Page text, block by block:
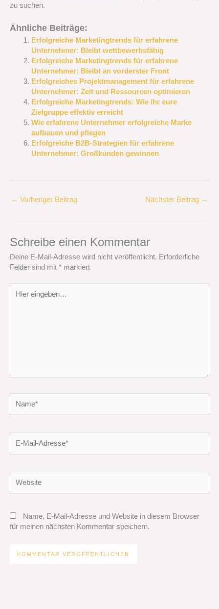
zu suchen.
Ähnliche Beiträge:
Erfolgreiche Marketingtrends für erfahrene
Unternehmer: Bleibt wettbewerbsfähig
Erfolgreiche Marketingtrends für erfahrene
Unternehmer: Bleibt an vorderster Front
Erfolgreiches Projektmanagement für erfahrene
Unternehmer: Zeit und Ressourcen optimieren
Erfolgreiche Marketingtrends: Wie ihr eure
Zielgruppe effektiv erreicht
Wie erfahrene Unternehmer erfolgreiche Marke
aufbauen und pflegen
Erfolgreiche B2B-Strategien für erfahrene
Unternehmer: Großkunden gewinnen
← Vorheriger Beitrag Nächster Beitrag →
Schreibe einen Kommentar
Deine E-Mail-Adresse wird nicht veröffentlicht. Erforderliche
Felder sind mit * markiert
eingeben…
Mail-
Name, E-Mail-Adresse und Website in diesem Browser
für meinen nächsten Kommentar speichern.